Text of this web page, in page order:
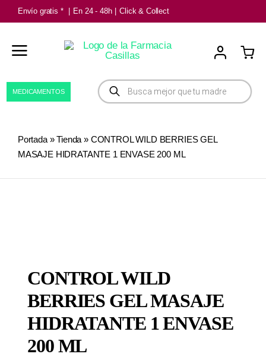
Saltar
al
contenido
Envío gratis * En 24 - 48h Click & Collect
Búsqueda
de
productos
MEDICAMENTOS
Portada»Tienda » CONTROL WILD BERRIES GEL
MASAJE HIDRATANTE 1 ENVASE 200 ML
CONTROL WILD
BERRIES GEL MASAJE
HIDRATANTE 1 ENVASE
200 ML